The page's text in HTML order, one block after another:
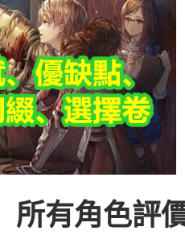
所有角色評